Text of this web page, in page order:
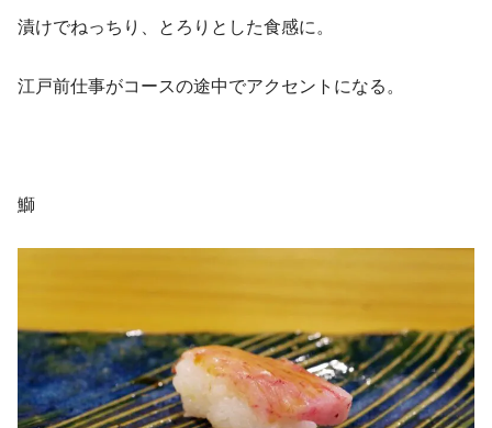
漬けでねっちり、とろりとした食感に。
江戸前仕事がコースの途中でアクセントになる。
鰤